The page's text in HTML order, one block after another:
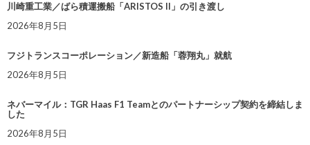
川崎重工業／ばら積運搬船「ARISTOS II」の引き渡し
2026年8月5日
フジトランスコーポレーション／新造船「蓉翔丸」就航
2026年8月5日
ネバーマイル：TGR Haas F1 Teamとのパートナーシップ契約を締結しま
した
2026年8月5日